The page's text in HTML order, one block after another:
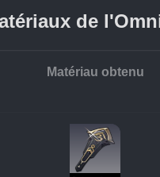
de
Matériau obtenu